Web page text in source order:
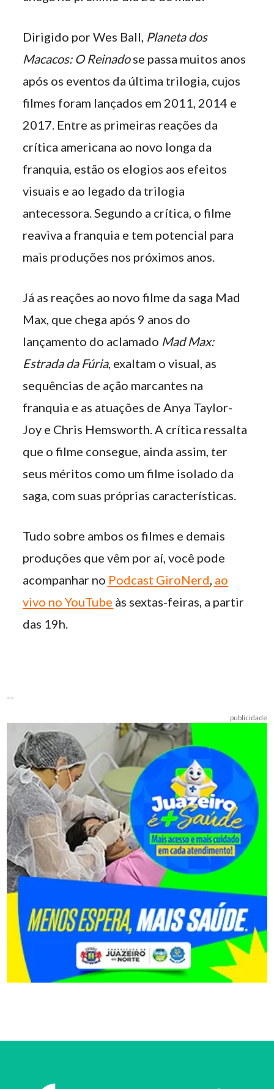
Dirigido por Wes Ball, Planeta dos
Macacos: O Reinadose passa muitos anos
após os eventos da última trilogia, cujos
filmes foram lançados em 2011, 2014 e
2017. Entre as primeiras reações da
crítica americana ao novo longa da
franquia, estão os elogios aos efeitos
visuais e ao legado da trilogia
antecessora. Segundo a crítica, o filme
reaviva a franquia e tem potencial para
mais produções nos próximos anos.
Já as reações ao novo filme da saga Mad
Max, que chega após 9 anos do
lançamento do aclamado Mad Max:
Estrada da Fúria, exaltam o visual, as
sequências de ação marcantes na
franquia e as atuações de Anya Taylor-
Joy e Chris Hemsworth. A crítica ressalta
que o filme consegue, ainda assim, ter
seus méritos como um filme isolado da
saga, com suas próprias características.
Tudo sobre ambos os filmes e demais
produções que vêm por aí, você pode
acompanhar no Podcast GiroNerd ao
vivo no YouTube às sextas-feiras, a partir
das 19h.
--
publicidade